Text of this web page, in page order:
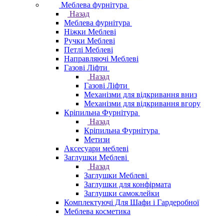
Меблева фурнітура
Назад
Меблева фурнітура
Ніжки Меблеві
Ручки Меблеві
Петлі Меблеві
Направляючі Меблеві
Газові Ліфти
Назад
Газові Ліфти
Механізми для відкривання вниз
Механізми для відкривання вгору
Кріпильна Фурнітура
Назад
Кріпильна Фурнітура
Метизи
Аксесуари меблеві
Заглушки Меблеві
Назад
Заглушки Меблеві
Заглушки для конфірмата
Заглушки самоклейки
Комплектуючі Для Шафи і Гардеробної
Меблева косметика